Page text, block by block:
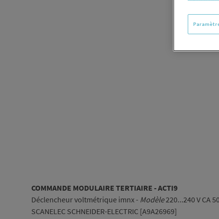
COMMANDE MODULAIRE TERTIAIRE - ACTI9
Déclencheur voltmétrique imnx - Modèle220...240 V CA
SCANELEC SCHNEIDER-ELECTRIC [A9A26969]